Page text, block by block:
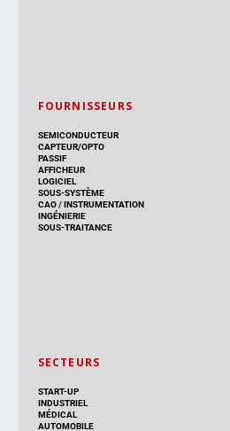
FOURNISSEURS
SEMICONDUCTEUR
CAPTEUR/OPTO
PASSIF
AFFICHEUR
LOGICIEL
SOUS-SYSTÈME
CAO/INSTRUMENTATION
INGÉNIERIE
SOUS-TRAITANCE
SECTEURS
START-UP
INDUSTRIEL
MÉDICAL
AUTOMOBILE